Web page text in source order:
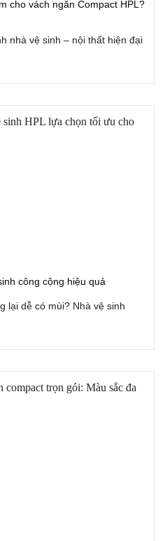
cho vách ngăn Compact HPL?
nhà vệ sinh – nội thất hiện đại
công cộng hiệu quả
lại dễ có mùi? Nhà vệ sinh